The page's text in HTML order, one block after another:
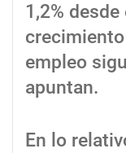
1,2% desde
empleo
apuntan.
En lo